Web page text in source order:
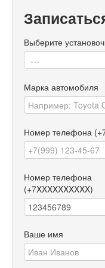
Выберите
Марка автомобиля
Номер телефона
Номер телефона
(+7XXXXXXXXXX)
Ваше имя